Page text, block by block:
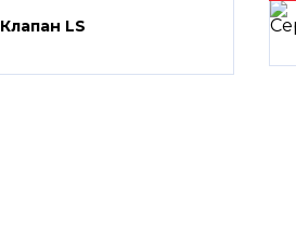
Клапан LS